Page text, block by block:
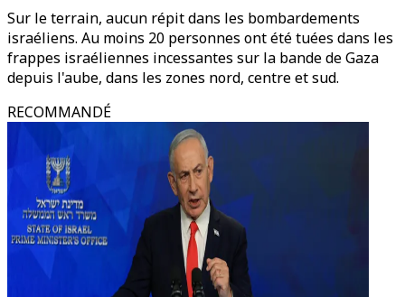
Sur le terrain, aucun répit dans les bombardements
israéliens. Au moins 20 personnes ont été tuées dans les
frappes israéliennes incessantes sur la bande de Gaza
depuis l'aube, dans les zones nord, centre et sud.
RECOMMANDÉ